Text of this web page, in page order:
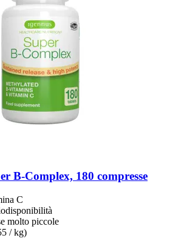
B-​Complex, 180 compresse
C
molto piccole
/ kg)